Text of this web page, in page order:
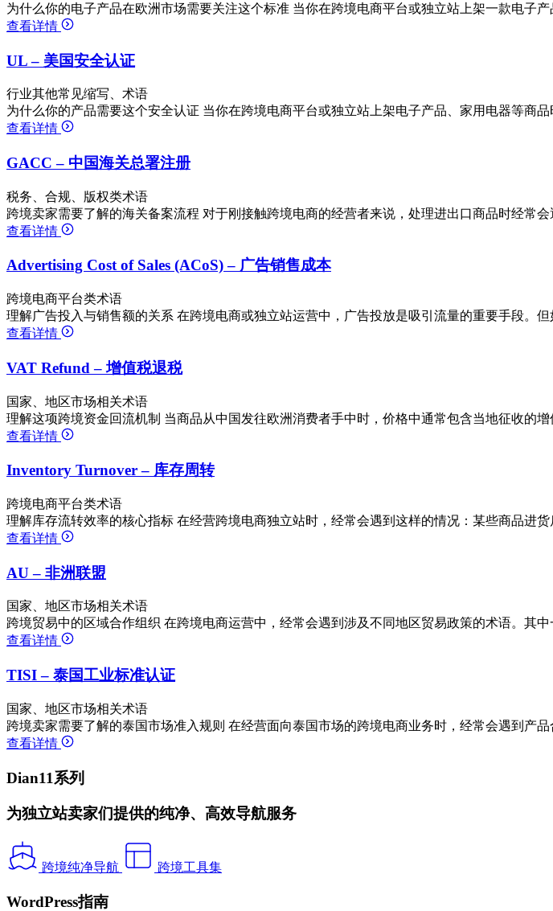
为什么你的电子产品在欧洲市场需要关注这个标准 当你在跨境电商平台或独立站上架一款电子
查看详情
UL – 美国安全认证
行业其他常见缩写、术语
为什么你的产品需要这个安全认证 当你在跨境电商平台或独立站上架电子产品、家用电器等商
查看详情
GACC – 中国海关总署注册
税务、合规、版权类术语
跨境卖家需要了解的海关备案流程 对于刚接触跨境电商的经营者来说，处理进出口商品时经
查看详情
Advertising Cost of Sales (ACoS) – 广告销售成本
跨境电商平台类术语
理解广告投入与销售额的关系 在跨境电商或独立站运营中，广告投放是吸引流量的重要手段。
查看详情
VAT Refund – 增值税退税
国家、地区市场相关术语
理解这项跨境资金回流机制 当商品从中国发往欧洲消费者手中时，价格中通常包含当地征收的
查看详情
Inventory Turnover – 库存周转
跨境电商平台类术语
理解库存流转效率的核心指标 在经营跨境电商独立站时，经常会遇到这样的情况：某些商品进
查看详情
AU – 非洲联盟
国家、地区市场相关术语
跨境贸易中的区域合作组织 在跨境电商运营中，经常会遇到涉及不同地区贸易政策的术语。其
查看详情
TISI – 泰国工业标准认证
国家、地区市场相关术语
跨境卖家需要了解的泰国市场准入规则 在经营面向泰国市场的跨境电商业务时，经常会遇到产
查看详情
Dian11系列
为独立站卖家们提供的纯净、高效导航服务
跨境纯净导航 跨境工具集
WordPress指南